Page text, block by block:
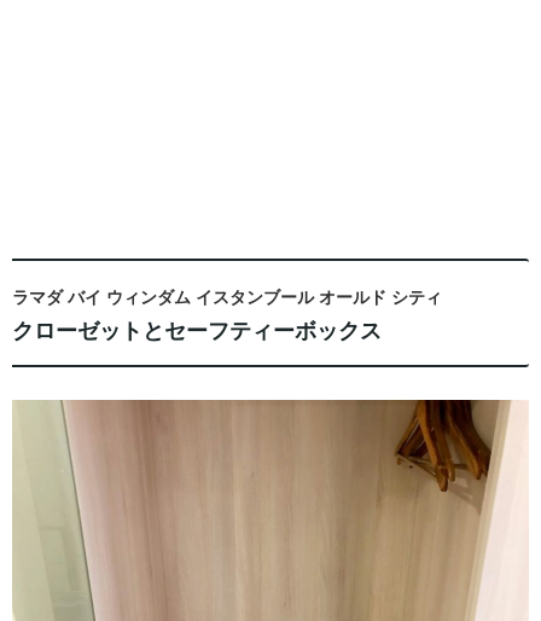
ラマダ バイ ウィンダム イスタンブール オールド シティ
クローゼットとセーフティーボックス